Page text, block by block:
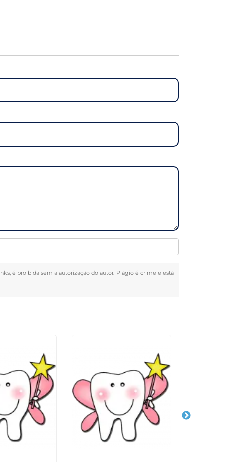
é proibida sem a autorização do autor. Plágio é crime e está